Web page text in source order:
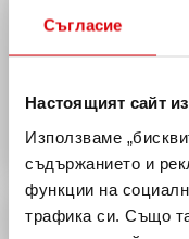
Съгласие
Настоящият сайт
Използваме
съдържанието и
функции на
трафика си. Също
ВИЖ